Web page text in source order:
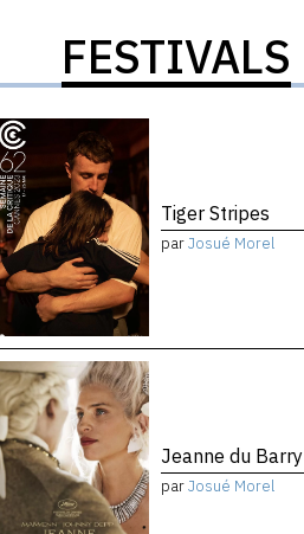
FESTIVALS
Tiger Stripes
parJosué Morel
Jeanne du Barry
parJosué Morel